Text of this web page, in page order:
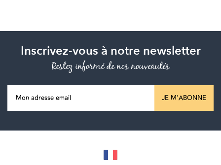
Inscrivez-vous à notre newsletter
Restez informé de nos nouveautés
JE M'ABONNE